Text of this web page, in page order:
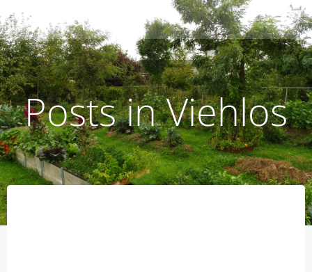
Zum
Inhalt
springen
humusoptimus
Posts in Viehlos